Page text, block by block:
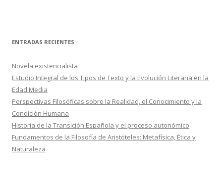
ENTRADAS RECIENTES
Novela existencialista
Estudio Integral de los Tipos de Texto y la Evolución Literaria en la
Edad Media
Perspectivas Filosóficas sobre la Realidad, el Conocimiento y la
Condición Humana
Historia de la Transición Española y el proceso autonómico
Fundamentos de la Filosofía de Aristóteles: Metafísica, Ética y
Naturaleza